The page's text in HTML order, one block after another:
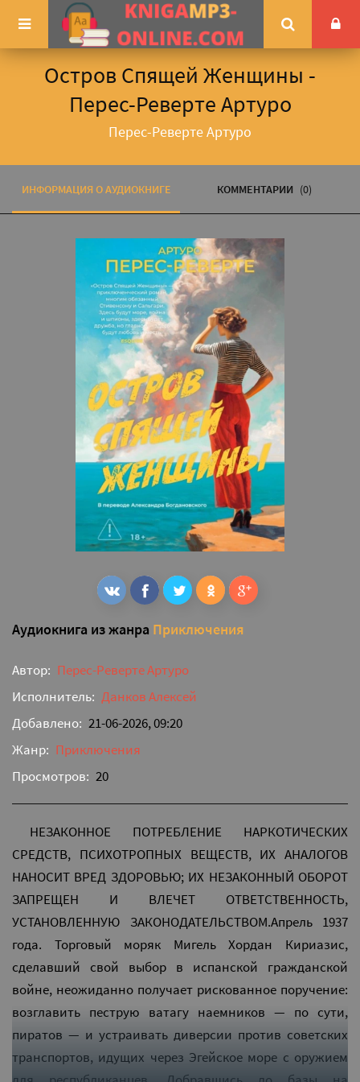
Остров Спящей Женщины -
Перес-Реверте Артуро
Перес-Реверте Артуро
ИНФОРМАЦИЯ О АУДИОКНИГЕ КОММЕНТАРИИ (0)
Аудиокнига из жанра Приключения
Автор: Перес-Реверте Артуро
Исполнитель: Данков Алексей
Добавлено: 21-06-2026, 09:20
Жанр: Приключения
Просмотров: 20
НЕЗАКОННОЕ ПОТРЕБЛЕНИЕ НАРКОТИЧЕСКИХ
СРЕДСТВ, ПСИХОТРОПНЫХ ВЕЩЕСТВ, ИХ АНАЛОГОВ
НАНОСИТ ВРЕД ЗДОРОВЬЮ; ИХ НЕЗАКОННЫЙ ОБОРОТ
ЗАПРЕЩЕН И ВЛЕЧЕТ ОТВЕТСТВЕННОСТЬ,
УСТАНОВЛЕННУЮ ЗАКОНОДАТЕЛЬСТВОМ.Апрель 1937
года. Торговый моряк Мигель Хордан Кириазис,
сделавший свой выбор в испанской гражданской
войне, неожиданно получает рискованное поручение:
возглавить пеструю ватагу наемников — по сути,
пиратов — и устраивать диверсии против советских
транспортов, идущих через Эгейское море с оружием